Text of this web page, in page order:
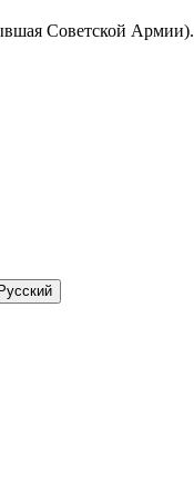
Советской Армии).
Русский